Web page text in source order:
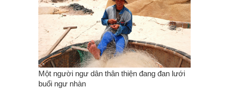
Một người ngư dân thân thiện đang đan lưới
buổi ngư nhàn